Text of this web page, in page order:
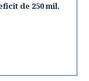
de 250 mil.